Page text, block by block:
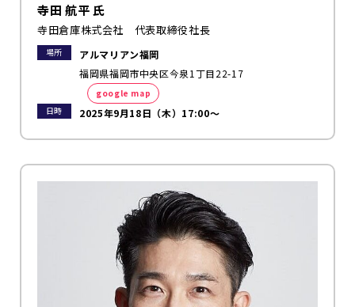
寺田 航平 氏
寺田倉庫株式会社 代表取締役社長
場所
アルマリアン福岡
福岡県福岡市中央区今泉1丁目22-17
google map
日時
2025年9月18日（木）17:00～